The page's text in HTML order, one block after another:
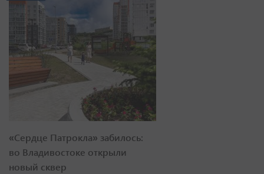
«Сердце Патрокла» забилось:
во Владивостоке открыли
новый сквер